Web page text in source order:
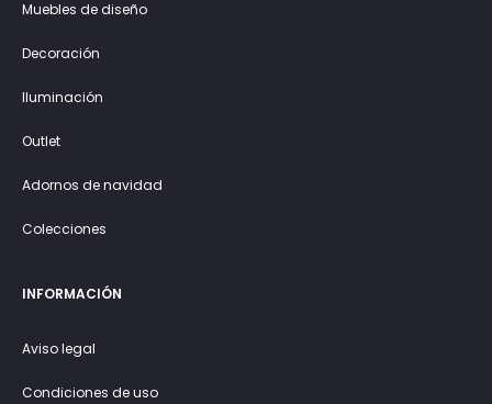
Muebles de diseño
Decoración
Iluminación
Outlet
Adornos de navidad
Colecciones
INFORMACIÓN
Aviso legal
Condiciones de uso